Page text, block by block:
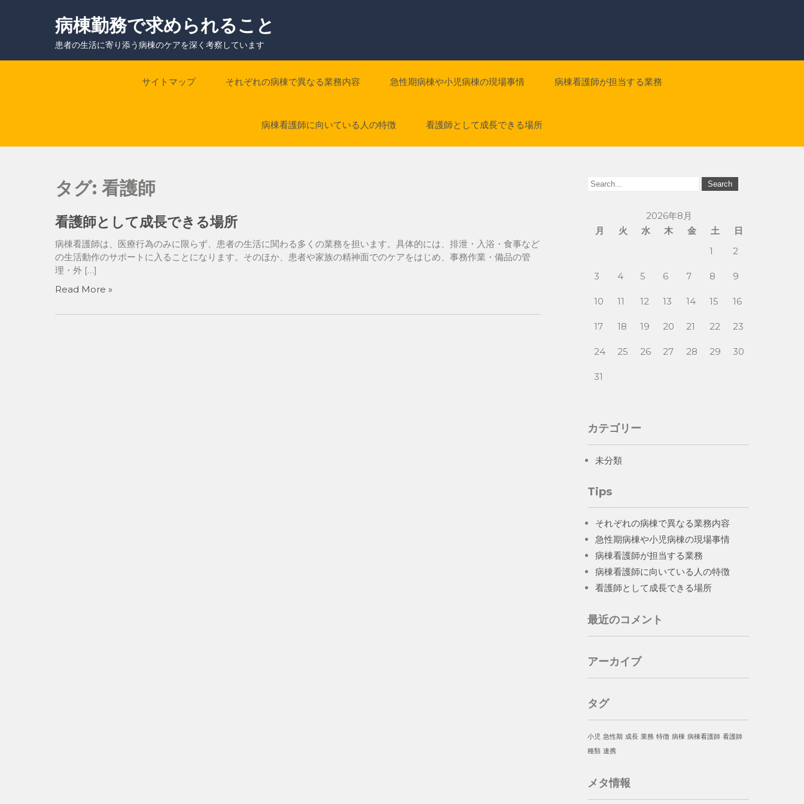
病棟勤務で求められること
患者の生活に寄り添う病棟のケアを深く考察しています
サイトマップ それぞれの病棟で異なる業務内容 急性期病棟や小児病棟の現場事情 病棟看護師が担当する業務
病棟看護師に向いている人の特徴 看護師として成長できる場所
タグ: 看護師
看護師として成長できる場所
病棟看護師は、医療行為のみに限らず、患者の生活に関わる多くの業務を担います。具体的には、排泄・入浴・食事など
の生活動作のサポートに入ることになります。そのほか、患者や家族の精神面でのケアをはじめ、事務作業・備品の管
理・外 […]
Read More »
2026年8月
月
火 水 木 金 土
日
1
2
3 4 5 6 7 8 9
10 11 12 13 14 15 16
17 18 19 20 21 22 23
24 25 26 27 28 29 30
31
カテゴリー
未分類
Tips
それぞれの病棟で異なる業務内容
急性期病棟や小児病棟の現場事情
病棟看護師が担当する業務
病棟看護師に向いている人の特徴
看護師として成長できる場所
最近のコメント
アーカイブ
タグ
小児 急性期 成長 業務 特徴 病棟 病棟看護師 看護師
種類 連携
メタ情報